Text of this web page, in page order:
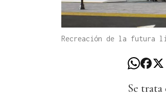
Recreación de la futura
Se trata